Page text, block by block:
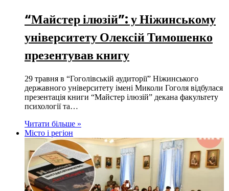
“Майстер ілюзій”: у Ніжинському
університету Олексій Тимошенко
презентував книгу
29 травня в “Гоголівській аудиторії” Ніжинського
державного університету імені Миколи Гоголя відбулася
презентація книги “Майстер ілюзій” декана факультету
психології та…
Читати більше »
Місто і регіон